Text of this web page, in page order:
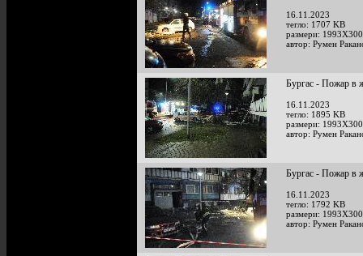
16.11.2023
тегло: 1707 KB
размери:
автор: Румен
Бургас - Пожар в
16.11.2023
тегло: 1895 KB
размери:
автор: Румен
Бургас - Пожар в
16.11.2023
тегло: 1792 KB
размери:
автор: Румен